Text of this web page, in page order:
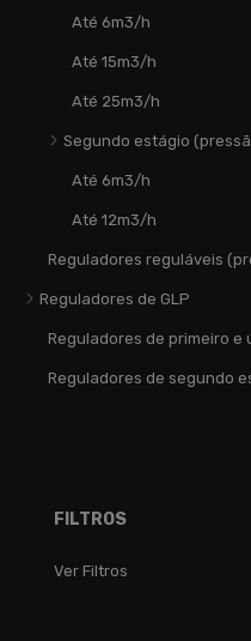
Até 6m3/h
Até 15m3/h
Até 25m3/h
Segundo estágio
Até 6m3/h
Até 12m3/h
Reguladores reguláveis
Reguladores de GLP
Reguladores de primeiro
Reguladores de segundo
FILTROS
Ver Filtros